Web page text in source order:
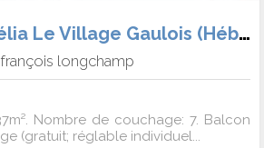
Résidence Goélia Le Village Gaulois (Hébergement + Forf. + Matériel)
longchamp
Nombre de couchage: 7. Balcon
(gratuit; réglable individuel...